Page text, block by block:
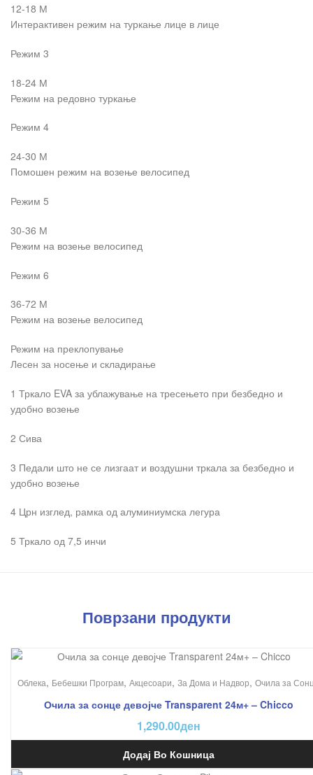
12-18 М
Интерактивен режим на туркање лице в лице
Режим 3
18-24 М
Режим на редовно туркање
Режим 4
24-30 М
Помошен режим на возење велосипед
Режим 5
30-36 М
Режим на возење велосипед
Режим 6
36-72 М
Режим на возење велосипед
Режим на преклопување
Лесен за носење и складирање
1 Тркало EVA за ублажување на тресењето при безбедно и
удобно возење
2 Сива
3 Педали што не се лизгаат и воздушни тркала за безбедно и
удобно возење
4 Црн изглед, рамка од алуминиумска легура
5 Тркало од 7,5 инчи
Поврзани продукти
Облека, Бебешки Програм, Акцесоари, За Дома и Надвор, Очила за
Очила за сонце девојче Transparent 24м+ – Chicco
1,290.00ден
Додај Во Кошница